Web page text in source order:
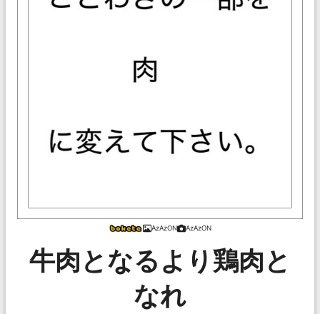
AzAzON AzAzON
牛肉となるより鶏肉と
なれ